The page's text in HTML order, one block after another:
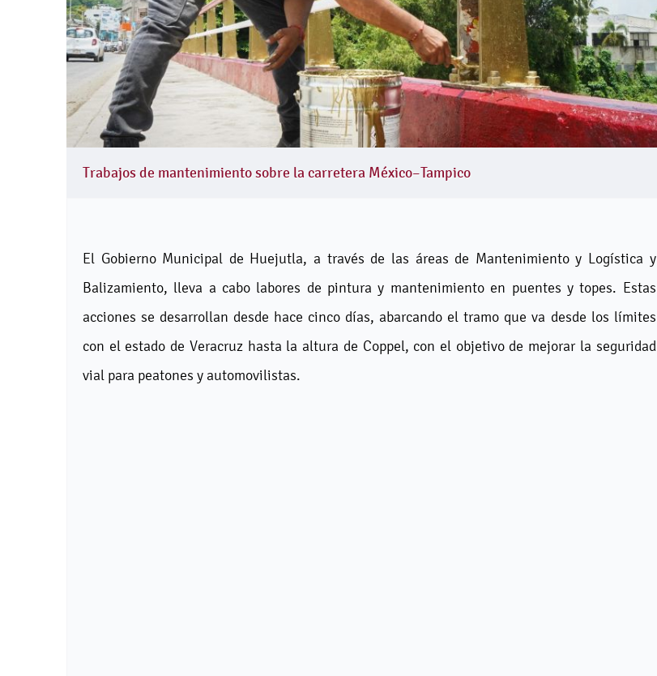
Trabajos de mantenimiento sobre la carretera México–Tampico
El Gobierno Municipal de Huejutla, a través de las áreas de Mantenimiento y Logística y
Balizamiento, lleva a cabo labores de pintura y mantenimiento en puentes y topes. Estas
acciones se desarrollan desde hace cinco días, abarcando el tramo que va desde los límites
con el estado de Veracruz hasta la altura de Coppel, con el objetivo de mejorar la seguridad
vial para peatones y automovilistas.